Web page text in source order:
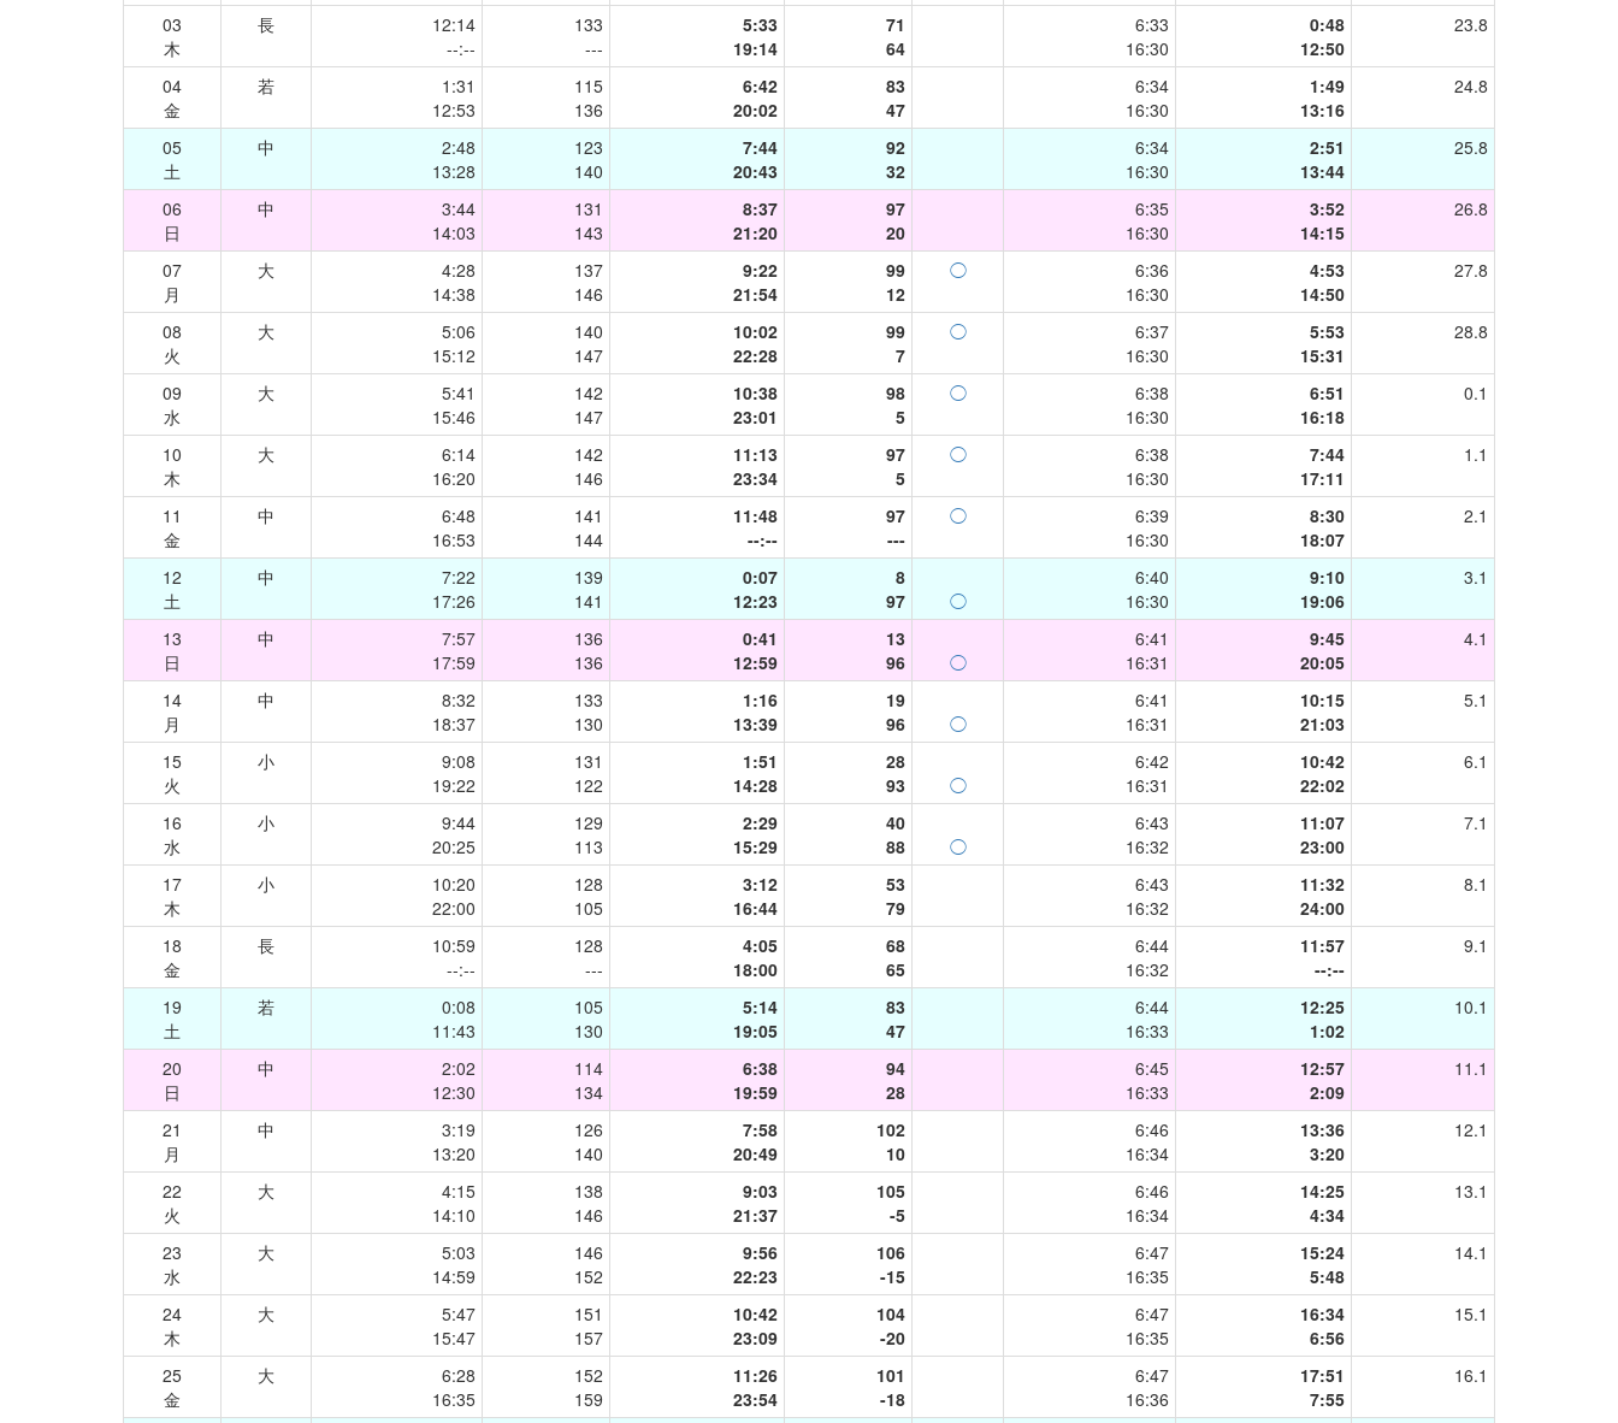
03
木
長
12:14
--:--
133
---
5:33
19:14
71
64
6:33
16:30
0:48
12:50
23.8
04
金
若
1:31
12:53
115
136
6:42
20:02
83
47
6:34
16:30
1:49
13:16
24.8
05
土
中
2:48
13:28
123
140
7:44
20:43
92
32
6:34
16:30
2:51
13:44
25.8
06
日
中
3:44
14:03
131
143
8:37
21:20
97
20
6:35
16:30
3:52
14:15
26.8
07
月
大
4:28
14:38
137
146
9:22
21:54
99
12
◯
6:36
16:30
4:53
14:50
27.8
08
火
大
5:06
15:12
140
147
10:02
22:28
99
7
◯
6:37
16:30
5:53
15:31
28.8
09
水
大
5:41
15:46
142
147
10:38
23:01
98
5
◯
6:38
16:30
6:51
16:18
0.1
10
木
大
6:14
16:20
142
146
11:13
23:34
97
5
◯
6:38
16:30
7:44
17:11
1.1
11
金
中
6:48
16:53
141
144
11:48
--:--
97
---
◯
6:39
16:30
8:30
18:07
2.1
12
土
中
7:22
17:26
139
141
0:07
12:23
8
97
◯
6:40
16:30
9:10
19:06
3.1
13
日
中
7:57
17:59
136
136
0:41
12:59
13
96
◯
6:41
16:31
9:45
20:05
4.1
14
月
中
8:32
18:37
133
130
1:16
13:39
19
96
◯
6:41
16:31
10:15
21:03
5.1
15
火
小
9:08
19:22
131
122
1:51
14:28
28
93
◯
6:42
16:31
10:42
22:02
6.1
16
水
小
9:44
20:25
129
113
2:29
15:29
40
88
◯
6:43
16:32
11:07
23:00
7.1
17
木
小
10:20
22:00
128
105
3:12
16:44
53
79
6:43
16:32
11:32
24:00
8.1
18
金
長
10:59
--:--
128
---
4:05
18:00
68
65
6:44
16:32
11:57
--:--
9.1
19
土
若
0:08
11:43
105
130
5:14
19:05
83
47
6:44
16:33
12:25
1:02
10.1
20
日
中
2:02
12:30
114
134
6:38
19:59
94
28
6:45
16:33
12:57
2:09
11.1
21
月
中
3:19
13:20
126
140
7:58
20:49
102
10
6:46
16:34
13:36
3:20
12.1
22
火
大
4:15
14:10
138
146
9:03
21:37
105
-5
6:46
16:34
14:25
4:34
13.1
23
水
大
5:03
14:59
146
152
9:56
22:23
106
-15
6:47
16:35
15:24
5:48
14.1
24
木
大
5:47
15:47
151
157
10:42
23:09
104
-20
6:47
16:35
16:34
6:56
15.1
25
金
大
6:28
16:35
152
159
11:26
23:54
101
-18
6:47
16:36
17:51
7:55
16.1